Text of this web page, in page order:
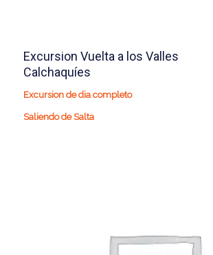
Excursion Vuelta a los Valles
Calchaquíes
Excursion de dia completo
Saliendo de Salta